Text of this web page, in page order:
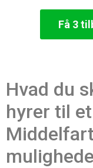
Få 3
Hvad du
hyrer til